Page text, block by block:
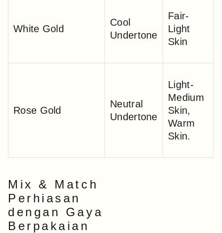
White Gold
Cool
Undertone
Fair-
Light
Skin
Rose Gold
Neutral
Undertone
Light-
Medium
Skin,
Warm
Skin.
Mix & Match
Perhiasan
dengan Gaya
Berpakaian